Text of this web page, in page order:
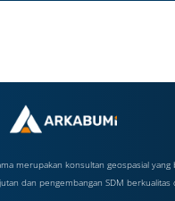
merupakan konsultan geospasial
dan pengembangan SDM berkualitas